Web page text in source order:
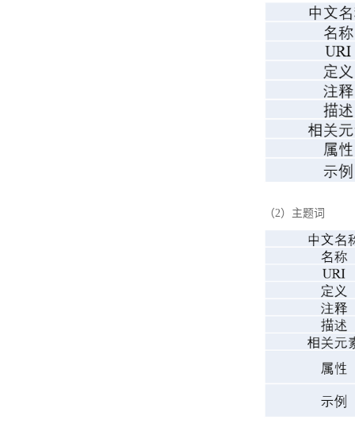
（2）主题词